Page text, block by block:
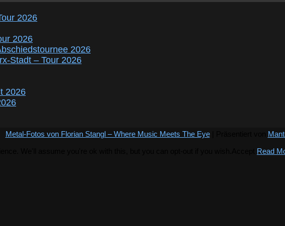
2026
2026
2026
Stadt – Tour 2026
2026
Metal-Fotos von Florian Stangl – Where Music Meets The Eye| Präsentiert von
Read